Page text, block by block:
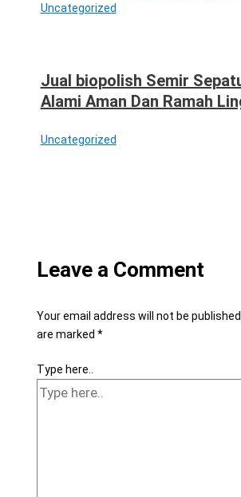
Uncategorized
Jual biopolish Semir
Alami Aman Dan Ramah
Uncategorized
Leave a Comment
Your email address will not be published.
are marked *
Type here..